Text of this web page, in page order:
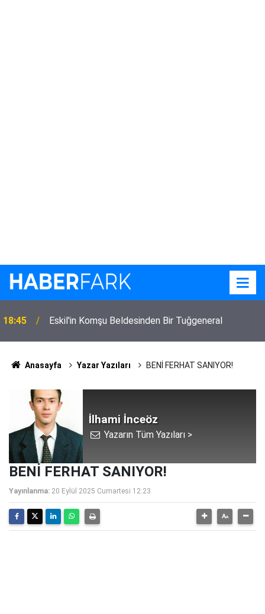
18:45 Eskil'in Komşu Beldesinden Bir Tuğgeneral
Anasayfa Yazar Yazıları BENİ FERHAT SANIYOR!
İlhami İnceöz
Yazarın Tüm Yazıları >
BENİ FERHAT SANIYOR!
Yayınlanma: 20 Eylül 2025 Cumartesi 12:23